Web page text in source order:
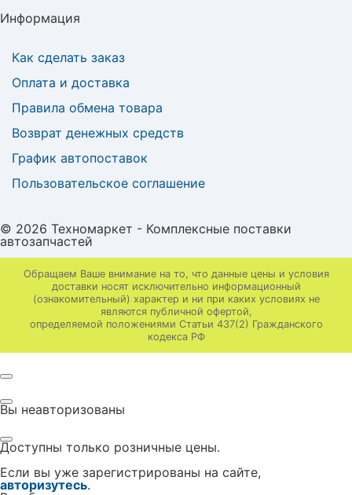
Информация
Как сделать заказ
Оплата и доставка
Правила обмена товара
Возврат денежных средств
График автопоставок
Пользовательское соглашение
© 2026 Техномаркет - Комплексные поставки
автозапчастей
Обращаем Ваше внимание на то, что данные цены и условия
доставки носят исключительно информационный
(ознакомительный) характер и ни при каких условиях не
являются публичной офертой,
определяемой положениями Статьи 437(2) Гражданского
кодекса РФ
Вы неавторизованы
Доступны только розничные цены.
Если вы уже зарегистрированы на сайте,
авторизутесь.